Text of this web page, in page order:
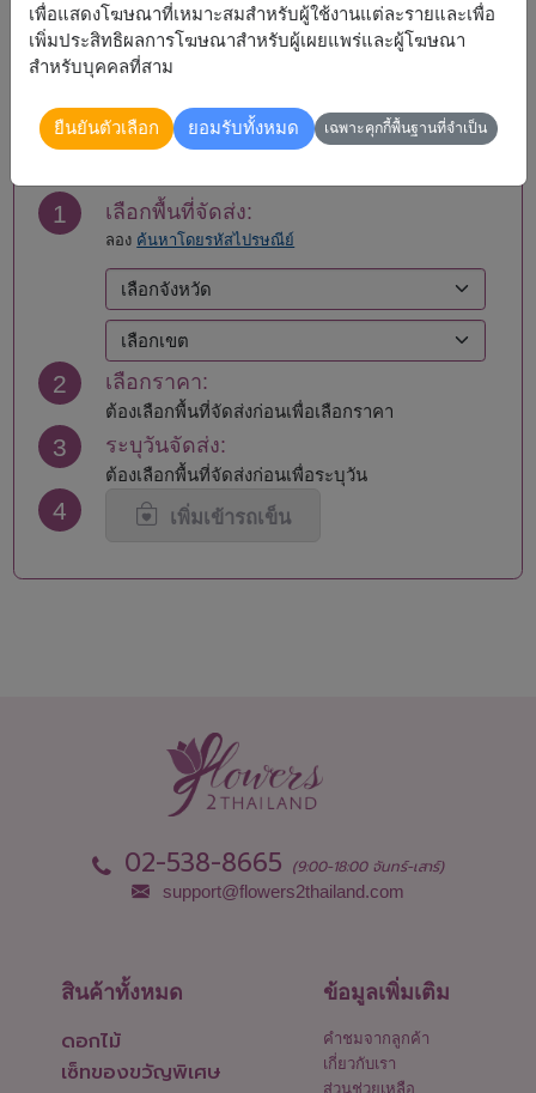
สั่งซื้อ
1 เลือกพื้นที่จัดส่ง:
ลอง ค้นหาโดยรหัสไปรษณีย์
2 เลือกราคา:
ต้องเลือกพื้นที่จัดส่งก่อนเพื่อเลือกราคา
3 ระบุวันจัดส่ง:
ต้องเลือกพื้นที่จัดส่งก่อนเพื่อระบุวัน
4 เพิ่มเข้ารถเข็น
02-538-8665 (9:00-18:00 จันทร์-เสาร์)
support@flowers2thailand.com
สินค้าทั้งหมด
ดอกไม้
เซ็ทของขวัญพิเศษ
ข้อมูลเพิ่มเติม
คำชมจากลูกค้า
เกี่ยวกับเรา
ส่วนช่วยเหลือ
เพื่อแสดงโฆษณาที่เหมาะสมสำหรับผู้ใช้งานแต่ละรายและเพื่อ
เพิ่มประสิทธิผลการโฆษณาสำหรับผู้เผยแพร่และผู้โฆษณา
สำหรับบุคคลที่สาม
ยืนยันตัวเลือก ยอมรับทั้งหมด เฉพาะคุกกี้พื้นฐานที่จำเป็น